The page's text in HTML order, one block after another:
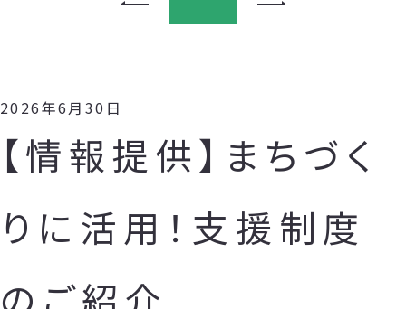
2026年6月30日
【情報提供】まちづく
りに活用！支援制度